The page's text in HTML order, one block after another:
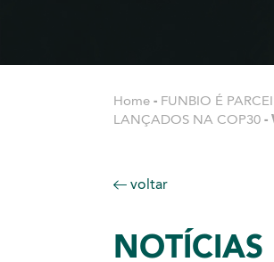
Home - FUNBIO É
LANÇADOS NA COP30 -
voltar
NOTÍCIAS